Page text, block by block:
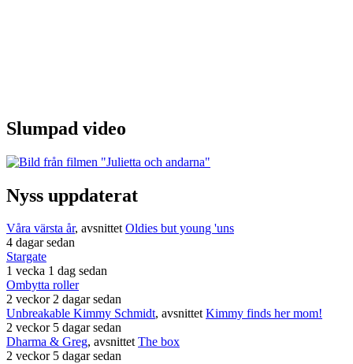
Slumpad video
Nyss uppdaterat
Våra värsta år, avsnittetOldies but young 'uns
4 dagar sedan
Stargate
1 vecka 1 dag sedan
Ombytta roller
2 veckor 2 dagar sedan
Unbreakable Kimmy Schmidt, avsnittetKimmy finds her mom!
2 veckor 5 dagar sedan
Dharma & Greg, avsnittetThe box
2 veckor 5 dagar sedan